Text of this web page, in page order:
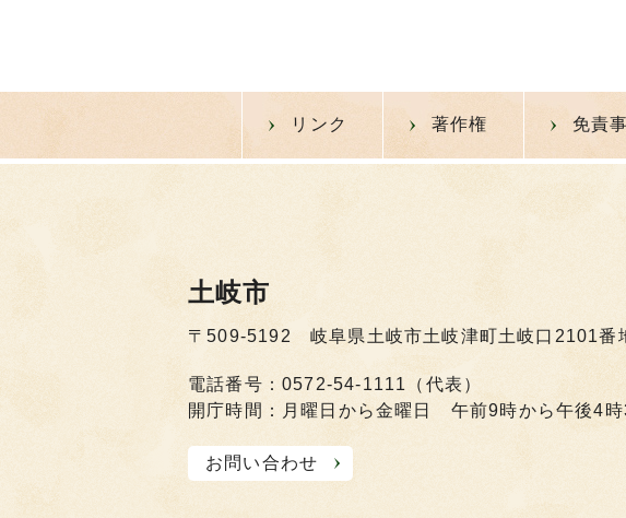
リンク 著作権 免責
土岐市
〒509-5192 岐阜県土岐市土岐津町土岐口2101番
電話番号：0572-54-1111（代表）
開庁時間：月曜日から金曜日 午前9時から午後4時
お問い合わせ